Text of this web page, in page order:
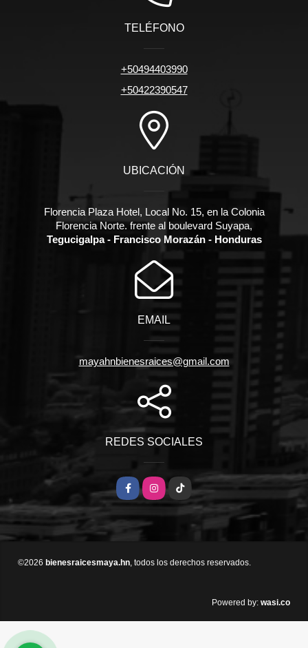
TELÉFONO
+50494403990
+50422390547
UBICACIÓN
Florencia Plaza Hotel, Local No. 15, en la Colonia
Florencia Norte. frente al boulevard Suyapa,
Tegucigalpa - Francisco Morazán - Honduras
EMAIL
mayahnbienesraices@gmail.com
REDES SOCIALES
FacebookInstagramTikTok
©2026 bienesraicesmaya.hn, todos los derechos reservados.
Powered by: wasi.co